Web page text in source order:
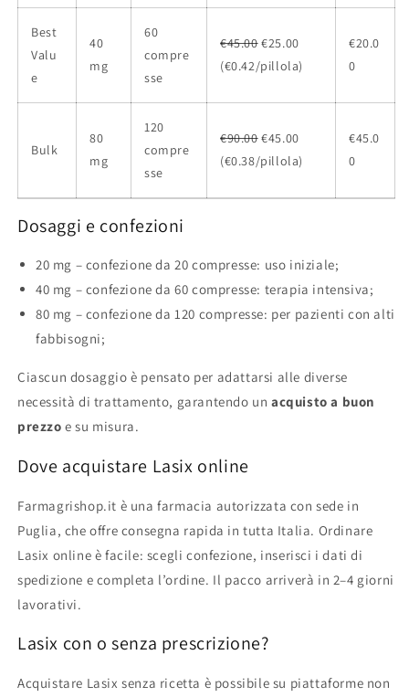
Best
Valu
e
40
mg
60
compre
sse
€45.00€25.00
(€0.42/pillola)
€20.0
0
Bulk
80
mg
120
compre
sse
€90.00€45.00
(€0.38/pillola)
€45.0
0
Dosaggi e confezioni
20 mg – confezione da 20 compresse: uso iniziale;
40 mg – confezione da 60 compresse: terapia intensiva;
80 mg – confezione da 120 compresse: per pazienti con alti
fabbisogni;
Ciascun dosaggio è pensato per adattarsi alle diverse
necessità di trattamento, garantendo unacquisto a buon
prezzo e su misura.
Dove acquistare Lasix online
Farmagrishop.it è una farmacia autorizzata con sede in
Puglia, che offre consegna rapida in tutta Italia. Ordinare
Lasix online è facile: scegli confezione, inserisci i dati di
spedizione e completa l’ordine. Il pacco arriverà in 2–4 giorni
lavorativi.
Lasix con o senza prescrizione?
Acquistare Lasix senza ricetta è possibile su piattaforme non